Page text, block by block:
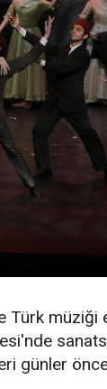
müziği
günler